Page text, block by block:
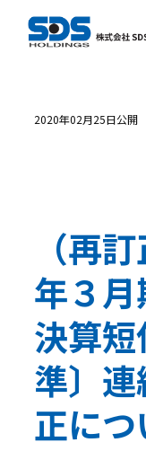
2020年02月25日公開
（再
年３
決算
準〕
正につ